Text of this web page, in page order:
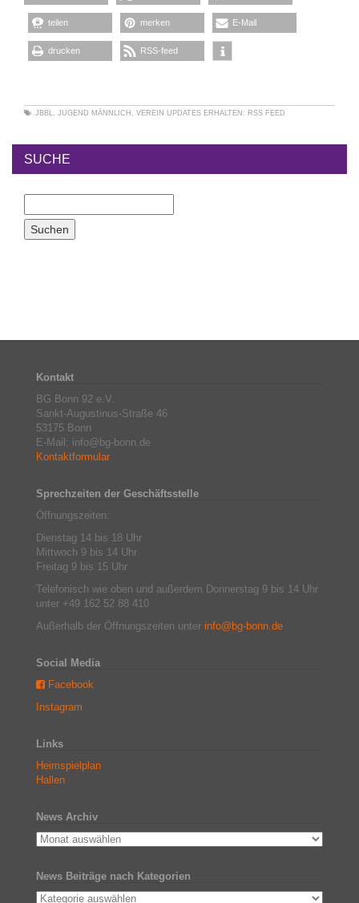
teilen merken E-Mail
drucken RSS-feed
JBBL, JUGEND MÄNNLICH , VEREIN UPDATES ERHALTEN: RSS FEED
SUCHE
Kontakt
BG Bonn 92 e.V.
Sankt-Augustinus-Straße 46
53175 Bonn
E-Mail: info@bg-bonn.de
Kontaktformular
Sprechzeiten der Geschäftsstelle
Öffnungszeiten:
Dienstag 14 bis 18 Uhr
Mittwoch 9 bis 14 Uhr
Freitag 9 bis 15 Uhr
Telefonisch wie oben und außerdem Donnerstag 9 bis 14 Uhr
unter +49 162 52 88 410
Außerhalb der Öffnungszeiten unter info@bg-bonn.de
Social Media
Facebook
Instagram
Links
Heimspielplan
Hallen
News Archiv
News Beiträge nach Kategorien